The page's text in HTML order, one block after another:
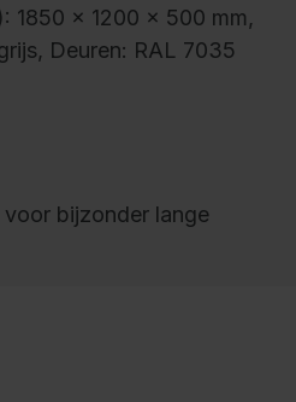
1850 x 1200 x 500 mm,
Deuren: RAL 7035
bijzonder lange